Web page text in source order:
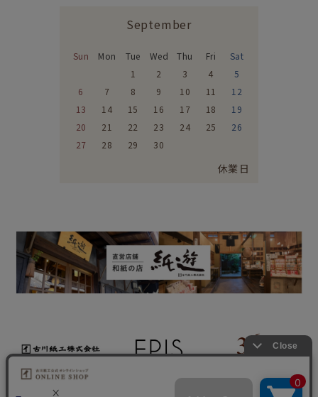
September
Sun Mon Tue Wed Thu Fri
Sat
1
2 3 4
5
6
7 8 9 10 11
12
13
14 15 16 17 18
19
20
21 22 23 24 25
26
27
28 29 30
休業日